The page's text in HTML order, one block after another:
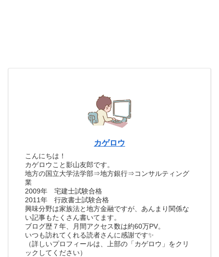
カゲロウ
こんにちは！
カゲロウこと影山友郎です。
地方の国立大学法学部⇒地方銀行⇒コンサルティング
業
2009年 宅建士試験合格
2011年 行政書士試験合格
興味分野は家族法と地方金融ですが、あんまり関係な
い記事もたくさん書いてます。
ブログ歴７年、月間アクセス数は約60万PV。
いつも訪れてくれる読者さんに感謝です✨
（詳しいプロフィールは、上部の「カゲロウ」をクリ
ックしてください）